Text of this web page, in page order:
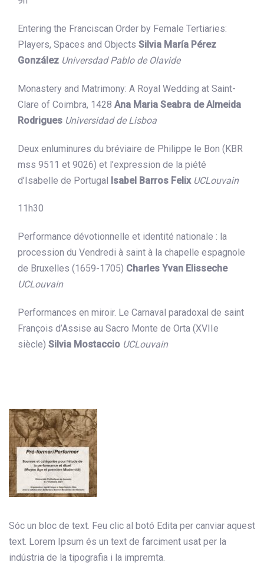
Entering the Franciscan Order by Female Tertiaries:
Players, Spaces and Objects Silvia María Pérez
González Universdad Pablo de Olavide
Monastery and Matrimony: A Royal Wedding at Saint-
Clare of Coimbra, 1428 Ana Maria Seabra de Almeida
Rodrigues Universidad de Lisboa
Deux enluminures du bréviaire de Philippe le Bon (KBR
mss 9511 et 9026) et l’expression de la piété
d’Isabelle de Portugal Isabel Barros Felix UCLouvain
11h30
Performance dévotionnelle et identité nationale : la
procession du Vendredi à saint à la chapelle espagnole
de Bruxelles (1659-1705) Charles Yvan Elisseche
UCLouvain
Performances en miroir. Le Carnaval paradoxal de saint
François d’Assise au Sacro Monte de Orta (XVIIe
siècle) Silvia Mostaccio UCLouvain
Sóc un bloc de text. Feu clic al botó Edita per canviar aquest
text. Lorem Ipsum és un text de farciment usat per la
indústria de la tipografia i la impremta.